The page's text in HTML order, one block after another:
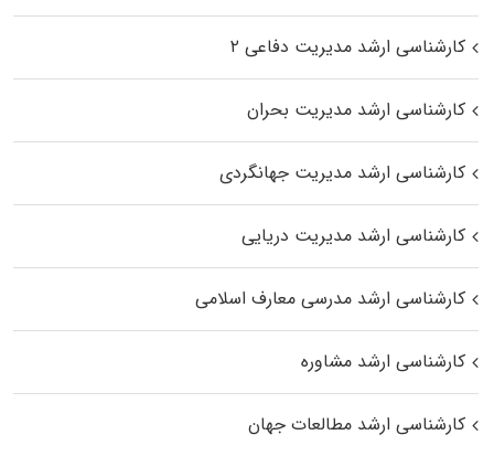
کارشناسی ارشد مدیریت دفاعی ۲
کارشناسی ارشد مدیریت بحران
کارشناسی ارشد مدیریت جهانگردی
کارشناسی ارشد مدیریت دریایی
کارشناسی ارشد مدرسی معارف اسلامی
کارشناسی ارشد مشاوره
کارشناسی ارشد مطالعات جهان